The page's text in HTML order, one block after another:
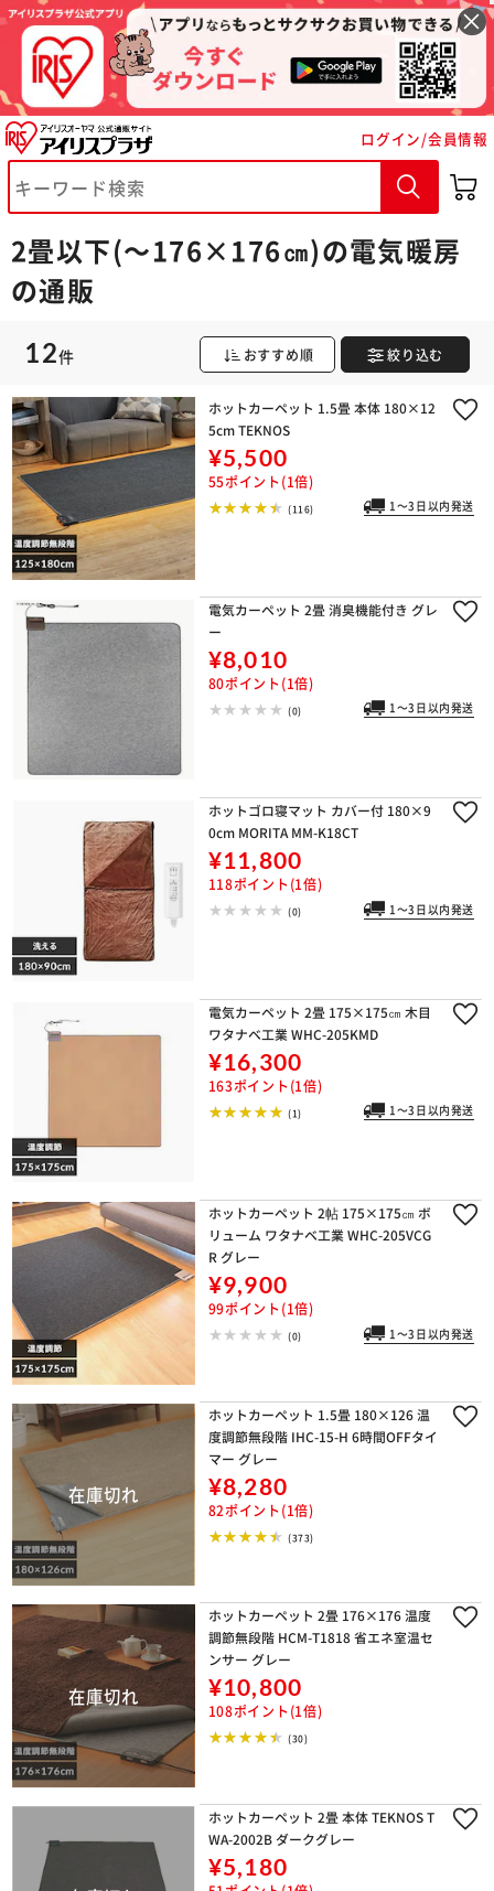
ログイン/会員情報
2畳以下(～176×176㎝)の電気暖房
の通販
12件 おすすめ順 絞り込む
ホットカーペット 1.5畳 本体 180×12
5cm TEKNOS
¥5,500
55ポイント(1倍)
(116) 1～3日以内発送
電気カーペット 2畳 消臭機能付き グレ
ー
¥8,010
80ポイント(1倍)
(0) 1～3日以内発送
ホットゴロ寝マット カバー付 180×9
0cm MORITA MM-K18CT
¥11,800
118ポイント(1倍)
(0) 1～3日以内発送
電気カーペット 2畳 175×175㎝ 木目
ワタナベ工業 WHC-205KMD
¥16,300
163ポイント(1倍)
(1) 1～3日以内発送
ホットカーペット 2帖 175×175㎝ ボ
リューム ワタナベ工業 WHC-205VCG
R グレー
¥9,900
99ポイント(1倍)
(0) 1～3日以内発送
ホットカーペット 1.5畳 180×126 温
度調節無段階 IHC-15-H 6時間OFFタイ
マー グレー
¥8,280
82ポイント(1倍)
(373)
ホットカーペット 2畳 176×176 温度
調節無段階 HCM-T1818 省エネ室温セ
ンサー グレー
¥10,800
108ポイント(1倍)
(30)
ホットカーペット 2畳 本体 TEKNOS T
WA-2002B ダークグレー
¥5,180
※ご確認ください
カートに入れる